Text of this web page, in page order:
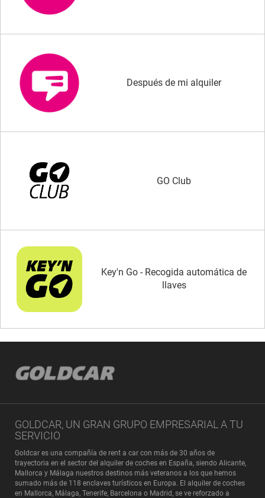
Después de mi alquiler
GO Club
Key'n Go - Recogida automática de
llaves
GOLDCAR, UN GRAN GRUPO EMPRESARIAL A TU
SERVICIO
Goldcar es una compañía de rent a car con más de 30 años de
trayectoria en el sector del alquiler de coches en España, siendo Alicante,
Mallorca y Málaga nuestros destinos más veteranos a los que hemos
sumado más de 118 enclaves turísticos en Europa. El alquiler de coches
en Mallorca, Málaga, Tenerife, Barcelona o Madrid, se ve reforzado a